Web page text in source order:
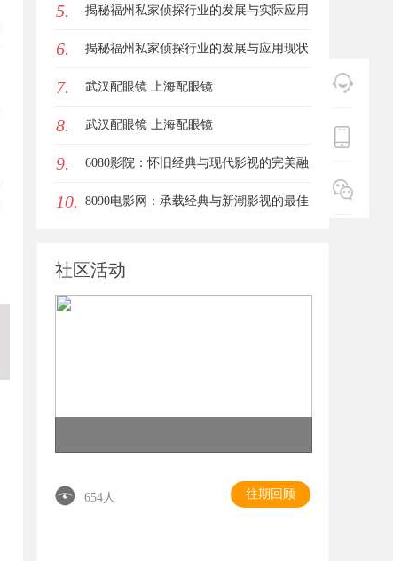
5. 揭秘福州私家侦探行业的发展与实际应用
全解析
6. 揭秘福州私家侦探行业的发展与应用现状
7. 武汉配眼镜 上海配眼镜
8. 武汉配眼镜 上海配眼镜
9. 6080影院：怀旧经典与现代影视的完美融
合平台
10. 8090电影网：承载经典与新潮影视的最佳
社区活动
654人 往期回顾